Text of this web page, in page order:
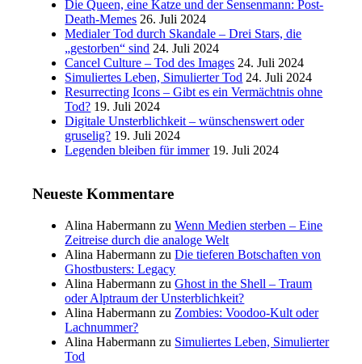
Die Queen, eine Katze und der Sensenmann: Post-
Death-Memes 26. Juli 2024
Medialer Tod durch Skandale – Drei Stars, die
„gestorben“ sind 24. Juli 2024
Cancel Culture – Tod des Images 24. Juli 2024
Simuliertes Leben, Simulierter Tod 24. Juli 2024
Resurrecting Icons – Gibt es ein Vermächtnis ohne
Tod? 19. Juli 2024
Digitale Unsterblichkeit – wünschenswert oder
gruselig? 19. Juli 2024
Legenden bleiben für immer 19. Juli 2024
Neueste Kommentare
Alina Habermann zuWenn Medien sterben – Eine
Zeitreise durch die analoge Welt
Alina Habermann zuDie tieferen Botschaften von
Ghostbusters: Legacy
Alina Habermann zuGhost in the Shell – Traum
oder Alptraum der Unsterblichkeit?
Alina Habermann zu Zombies: Voodoo-Kult oder
Lachnummer?
Alina Habermann zu Simuliertes Leben, Simulierter
Tod